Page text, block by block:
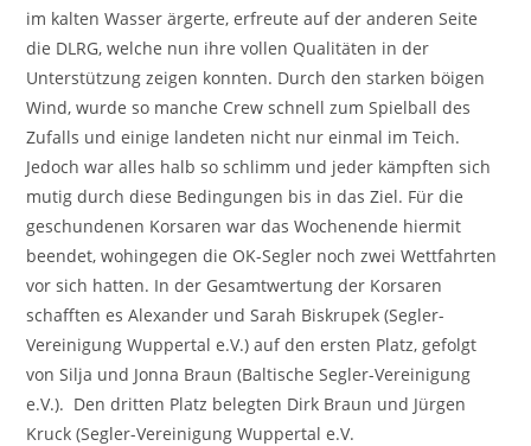
im kalten Wasser ärgerte, erfreute auf der anderen Seite
die DLRG, welche nun ihre vollen Qualitäten in der
Unterstützung zeigen konnten. Durch den starken böigen
Wind, wurde so manche Crew schnell zum Spielball des
Zufalls und einige landeten nicht nur einmal im Teich.
Jedoch war alles halb so schlimm und jeder kämpften sich
mutig durch diese Bedingungen bis in das Ziel. Für die
geschundenen Korsaren war das Wochenende hiermit
beendet, wohingegen die OK-Segler noch zwei Wettfahrten
vor sich hatten. In der Gesamtwertung der Korsaren
schafften es Alexander und Sarah Biskrupek (Segler-
Vereinigung Wuppertal e.V.) auf den ersten Platz, gefolgt
von Silja und Jonna Braun (Baltische Segler-Vereinigung
e.V.). Den dritten Platz belegten Dirk Braun und Jürgen
Kruck (Segler-Vereinigung Wuppertal e.V.